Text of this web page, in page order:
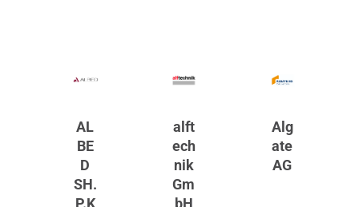
AL
BE
D
SH.
P.K
alft
ech
nik
Gm
bH
Alg
ate
AG